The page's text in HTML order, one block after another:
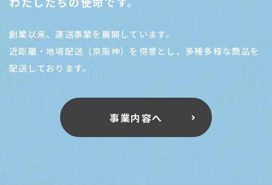
創業以来、運送事業を展開しています。
近距離・地場配送（京阪神）を得意とし、多種多様な商品を
配送しております。
事業内容へ